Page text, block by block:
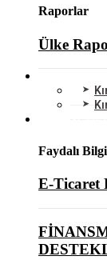
Raporlar
Ülke
Faydalı
E-Ticaret